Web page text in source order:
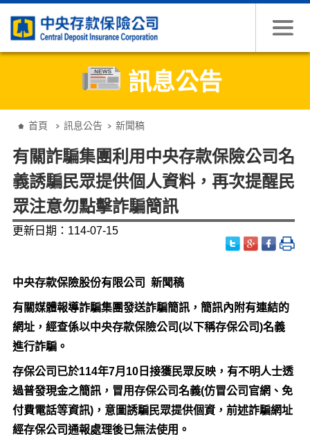
訊息公告
首頁 訊息公告 新聞稿
有關詐騙集團利用中央存款保險公司名
義誘騙民眾提供個人資料，再次提醒民
眾注意勿點擊詐騙簡訊
更新日期：114-07-15
中央存款保險股份有限公司 新聞稿
有關媒體報導詐騙集團發送詐騙簡訊，簡訊內附有連結的
網址，經查係以中央存款保險公司(以下稱存保公司)名義
進行詐騙。
存保公司已於114年7月10日接獲民眾反映，有不明人士透
過普發現金之簡訊，冒用存保公司名義(仿冒公司官網、免
付費電話等資訊)，意圖誘騙民眾提供個資，前述詐騙網址
經存保公司通報處理後已無法使用。